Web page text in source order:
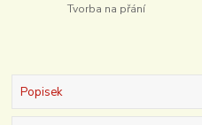
Tvorba na přání
Popisek